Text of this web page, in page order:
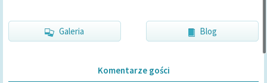
Galeria Blog
Komentarze gości